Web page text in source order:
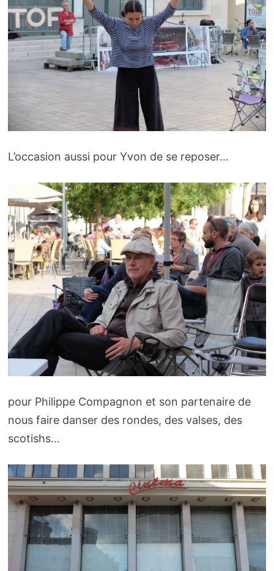
L’occasion aussi pour Yvon de se reposer…
pour Philippe Compagnon et son partenaire de
nous faire danser des rondes, des valses, des
scotishs…